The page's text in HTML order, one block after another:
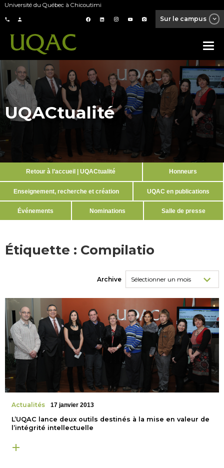
Université du Québec à Chicoutimi
Sur le campus
UQACtualité
Retour à l’accueil | UQACtualité Honneurs
Enseignement, recherche et création UQAC en publications
Événements Nominations Salle de presse
Étiquette : Compilatio
Archive
Actualités 17 janvier 2013
L’UQAC lance deux outils destinés à la mise en valeur de
l’intégrité intellectuelle